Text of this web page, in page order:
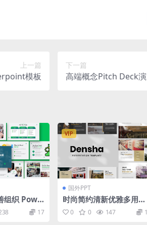
上一篇
模板
下一篇
高端概念Pitch Deck
组织 Powe
稿模板 Gui
17
VIP
国外PPT
时尚简约清新优雅多用途p
owerpoint幻灯片演示
板（pptx）
0 0 147